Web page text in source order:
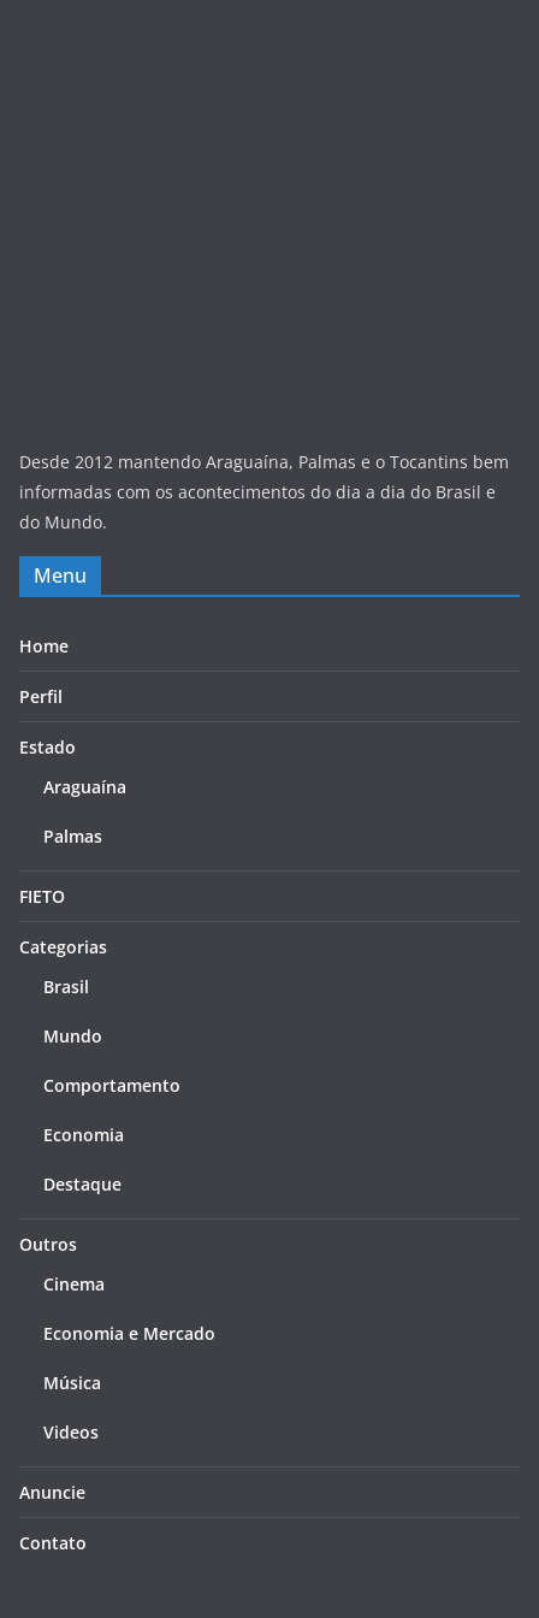
Desde 2012 mantendo Araguaína, Palmas e o Tocantins bem
informadas com os acontecimentos do dia a dia do Brasil e
do Mundo.
Menu
Home
Perfil
Estado
Araguaína
Palmas
FIETO
Categorias
Brasil
Mundo
Comportamento
Economia
Destaque
Outros
Cinema
Economia e Mercado
Música
Videos
Anuncie
Contato